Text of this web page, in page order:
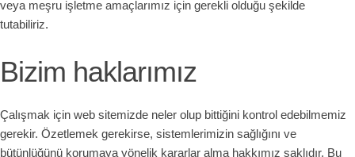
veya meşru işletme amaçlarımız için gerekli olduğu şekilde
tutabiliriz.
Bizim haklarımız
Çalışmak için web sitemizde neler olup bittiğini kontrol edebilmemiz
gerekir. Özetlemek gerekirse, sistemlerimizin sağlığını ve
bütünlüğünü korumaya yönelik kararlar alma hakkımız saklıdır. Bu